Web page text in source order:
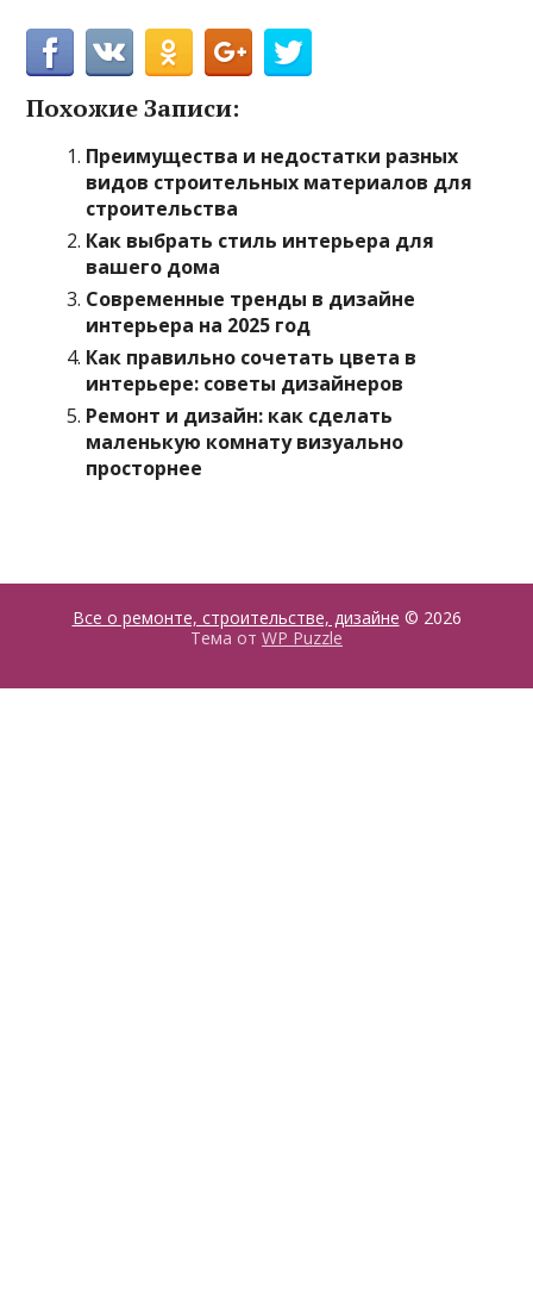
Похожие Записи:
Преимущества и недостатки разных
видов строительных материалов для
строительства
Как выбрать стиль интерьера для
вашего дома
Современные тренды в дизайне
интерьера на 2025 год
Как правильно сочетать цвета в
интерьере: советы дизайнеров
Ремонт и дизайн: как сделать
маленькую комнату визуально
просторнее
Все о ремонте, строительстве, дизайне © 2026
Тема от WP Puzzle